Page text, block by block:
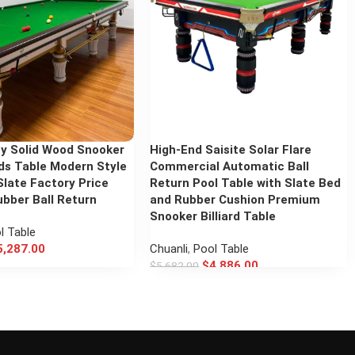
Solid Wood Snooker
Table Modern Style
Factory Price
Ball Return
Table
High-End Saisite Solar Flare
Commercial Automatic Ball
Return Pool Table with Slate Bed
and Rubber Cushion Premium
Snooker Billiard Table
Chuanli,Pool Table
$5,682.00 $4,886.00